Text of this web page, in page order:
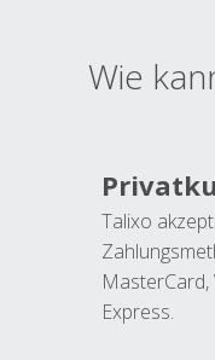
Wie
Talixo
MasterCard,
Express.